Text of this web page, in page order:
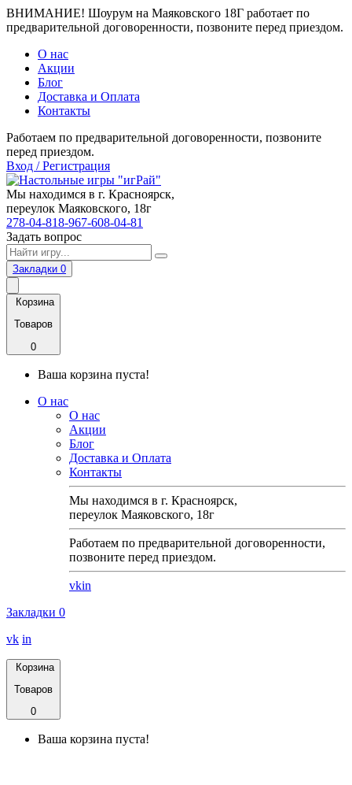
ВНИМАНИЕ! Шоурум на Маяковского 18Г работает по
предварительной договоренности, позвоните перед приездом.
О нас
Акции
Блог
Доставка и Оплата
Контакты
Работаем по предварительной договоренности, позвоните
перед приездом.
Вход / Регистрация
Мы находимся в г. Красноярск,
переулок Маяковского, 18г
278-04-818-967-608-04-81
Задать вопрос
Закладки 0
Корзина
Товаров
0
Ваша корзина пуста!
О нас
О нас
Акции
Блог
Доставка и Оплата
Контакты
Мы находимся в г. Красноярск,
переулок Маяковского, 18г
Работаем по предварительной договоренности,
позвоните перед приездом.
vkin
Закладки 0
vk in
Корзина
Товаров
0
Ваша корзина пуста!